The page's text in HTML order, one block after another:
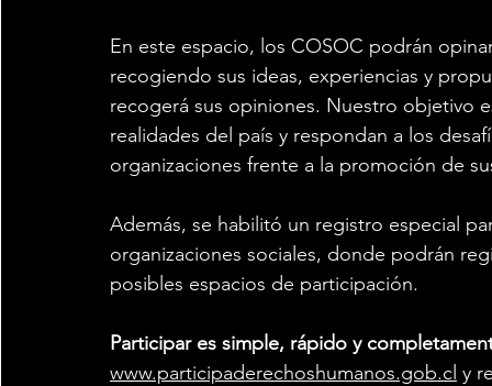
En este espacio, los COSOC podrán
recogiendo sus ideas, experiencias y
recogerá sus opiniones. Nuestro objetivo
realidades del país y respondan a los
organizaciones frente a la promoción de
Además, se habilitó un registro especial
organizaciones sociales, donde podrán
posibles espacios de participación.
Participar es simple, rápido y
www.participaderechoshumanos.gob.cl y